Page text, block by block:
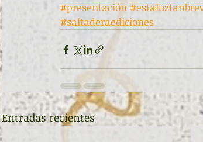
#presentación
#saltaderaediciones
Entradas recientes